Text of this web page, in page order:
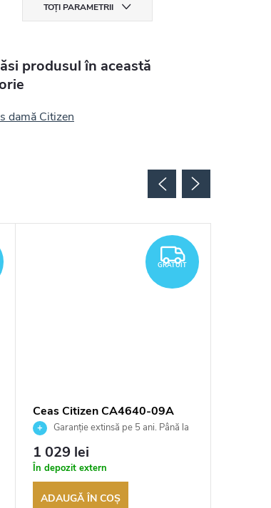
TOȚI PARAMETRII
produsul în această
damă Citizen
GRATUIT
GRATUIT
Ceas Citizen CA4640-09A
Garanție extinsă pe 5 ani. Până la
100 de zile pentru returnarea
bunurilor. Vânzător autorizat
1 029 lei
În depozit extern
ADAUGĂ ÎN COŞ